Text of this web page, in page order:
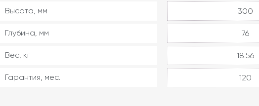
Высота, мм 300
Глубина, мм 76
Вес, кг 18.56
Гарантия, мес. 120